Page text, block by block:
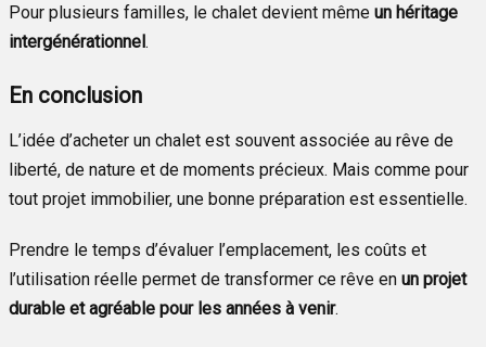
Pour plusieurs familles, le chalet devient même un héritage
intergénérationnel.
En conclusion
L’idée d’acheter un chalet est souvent associée au rêve de
liberté, de nature et de moments précieux. Mais comme pour
tout projet immobilier, une bonne préparation est essentielle.
Prendre le temps d’évaluer l’emplacement, les coûts et
l’utilisation réelle permet de transformer ce rêve en un projet
durable et agréable pour les années à venir.